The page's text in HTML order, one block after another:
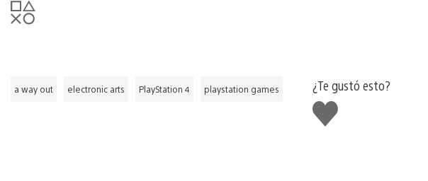
a way out electronic arts PlayStation 4 playstation games
¿Te gustó esto?
Me
gusta